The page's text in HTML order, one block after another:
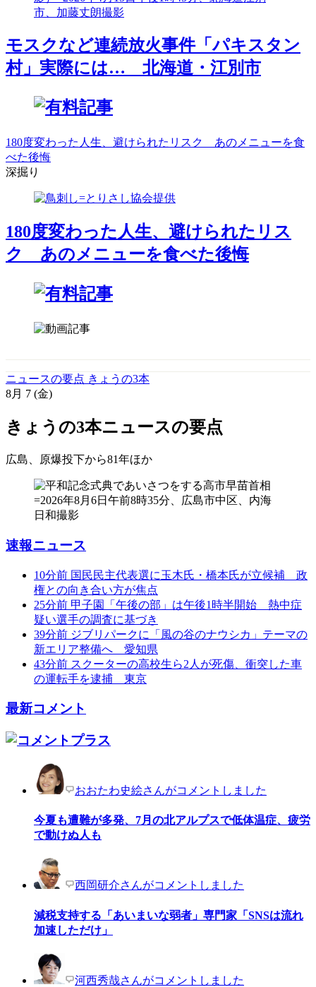
モスクなど連続放火事件「パキスタン
村」実際には… 北海道・江別市
180度変わった人生、避けられたリスク あのメニューを食
べた後悔
深掘り
180度変わった人生、避けられたリス
ク あのメニューを食べた後悔
ニュースの要点 きょうの3本
8月 7 (金)
きょうの3本ニュースの要点
広島、原爆投下から81年ほか
速報ニュース
10分前 国民民主代表選に玉木氏・橋本氏が立候補 政
権との向き合い方が焦点
25分前 甲子園「午後の部」は午後1時半開始 熱中症
疑い選手の調査に基づき
39分前 ジブリパークに「風の谷のナウシカ」テーマの
新エリア整備へ 愛知県
43分前 スクーターの高校生ら2人が死傷、衝突した車
の運転手を逮捕 東京
最新コメント
おおたわ史絵さんがコメントしました
今夏も遭難が多発、7月の北アルプスで低体温症、疲労
で動けぬ人も
西岡研介さんがコメントしました
減税支持する「あいまいな弱者」専門家「SNSは流れ
加速しただけ」
河西秀哉さんがコメントしました